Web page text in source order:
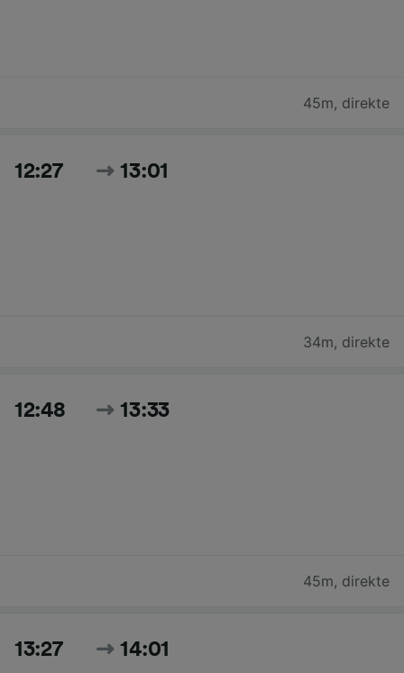
45m, direkte
12:27 13:01
34m, direkte
12:48 13:33
45m, direkte
13:27 14:01